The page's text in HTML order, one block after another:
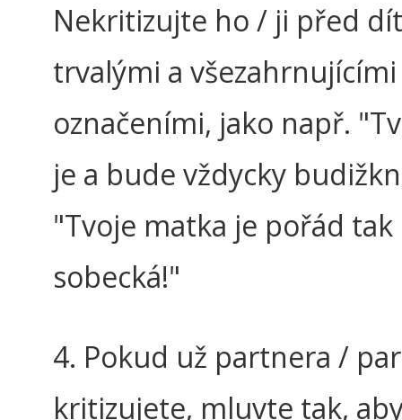
Nekritizujte ho / ji před
trvalými a všezahrnujícími
označeními, jako např.
je a bude vždycky
"Tvoje matka je pořád tak
sobecká!"
4. Pokud už partnera /
kritizujete, mluvte tak,